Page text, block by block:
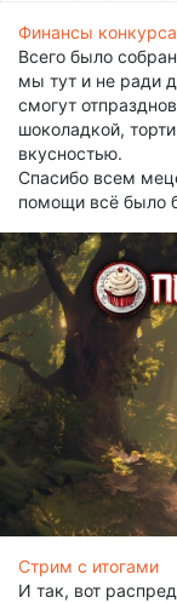
Финансы конкурса
Всего было
мы тут и не ради
смогут
шоколадкой,
вкусностью.
Спасибо всем
помощи всё было
Стрим с итогами
И так, вот